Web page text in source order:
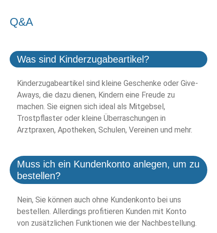
Q&A
Was sind Kinderzugabeartikel?
Kinderzugabeartikel sind kleine Geschenke oder Give-
Aways, die dazu dienen, Kindern eine Freude zu
machen. Sie eignen sich ideal als Mitgebsel,
Trostpflaster oder kleine Überraschungen in
Arztpraxen, Apotheken, Schulen, Vereinen und mehr.
Muss ich ein Kundenkonto anlegen, um zu
bestellen?
Nein, Sie können auch ohne Kundenkonto bei uns
bestellen. Allerdings profitieren Kunden mit Konto
von zusätzlichen Funktionen wie der Nachbestellung.